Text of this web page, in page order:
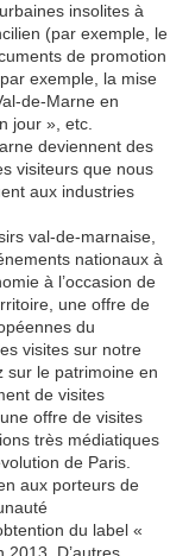
insolites à
(par exemple, le
de promotion
par exemple, la mise
de-Marne en
jour », etc.
deviennent des
visiteurs que nous
aux industries
val-de-marnaise,
nationaux à
à l’occasion de
une offre de
du
visites sur notre
sur le patrimoine en
de visites
offre de visites
très médiatiques
de Paris.
aux porteurs de
du label «